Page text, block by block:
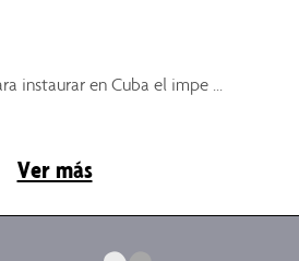
instaurar en Cuba el impe ...
Ver más